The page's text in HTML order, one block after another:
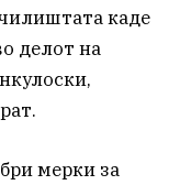
каде
делот на
мерки за